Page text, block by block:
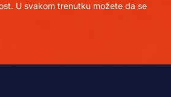
U svakom trenutku možete da se